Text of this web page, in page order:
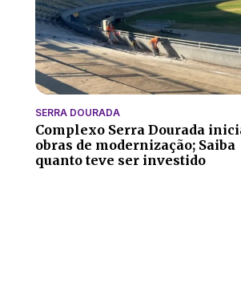
SERRA DOURADA
Complexo Serra Dourada
obras de modernização; Saiba
quanto teve ser investido